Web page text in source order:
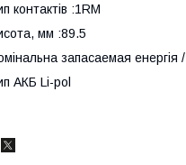
контактів :1RM
мм :89.5
запасаемая
АКБ Li-pol